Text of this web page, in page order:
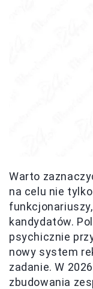
Warto
na celu nie
kandydatów.
psychicznie
nowy system
zadanie. W
zbudowania